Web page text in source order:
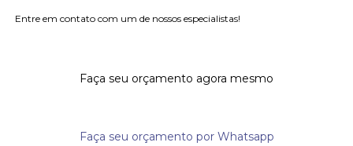
Entre em contato com um de nossos especialistas!
Faça seu orçamento agora mesmo
Faça seu orçamento por Whatsapp